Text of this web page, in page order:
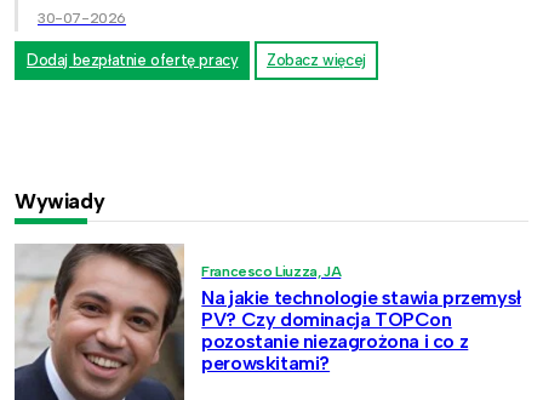
30-07-2026
Dodaj bezpłatnie ofertę pracy Zobacz więcej
Wywiady
Francesco Liuzza, JA
Na jakie technologie stawia przemysł
PV? Czy dominacja TOPCon
pozostanie niezagrożona i co z
perowskitami?